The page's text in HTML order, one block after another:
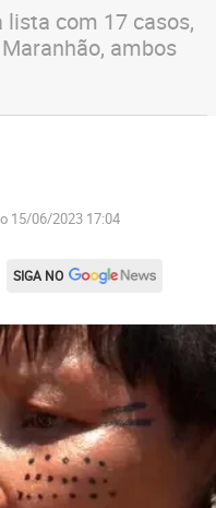
lista com 17 casos,
ambos
15/06/2023 17:04
SIGA NO